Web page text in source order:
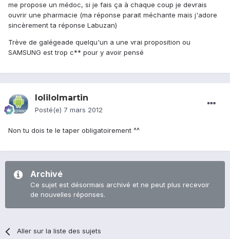
me propose un médoc, si je fais ça à chaque coup je devrais
ouvrir une pharmacie (ma réponse parait méchante mais j'adore
sincèrement ta réponse Labuzan)
Trève de galégeade quelqu'un a une vrai proposition ou
SAMSUNG est trop c** pour y avoir pensé
lolilolmartin
Posté(e) 7 mars 2012
Non tu dois te le taper obligatoirement ^^
Archivé
Ce sujet est désormais archivé et ne peut plus recevoir
de nouvelles réponses.
Aller sur la liste des sujets